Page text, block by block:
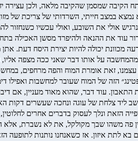
הקיבה שמסמן שהקיבה מלאה, ולכן עצירה
במצב חייתי, השרדותי של צריכת של
אולי את השובע, ואולי עכשיו כשנחזור
עוד את ההנאה ולהיפרד מסשן האכילה
מכוונת יכולה להיות יצירת היסח דעת.
על אותו דבר שאני ככה מצפה אליו,
זאת אומרת המוח והפה מרחפים,
הזה של המוח שעובר למחשבות ואפילו
עוד דבר, שהוא מאוד מעניין, אם
בערך יחלוף תוך 20 דקות. עכשיו זה נורא מעניין, כי אם אנחנו נשב ליד צלחת של עוגה
פה משהו שבך מקולקל, את לא נשברת,
איזון. אז כשאנחנו נותנות לתופעה